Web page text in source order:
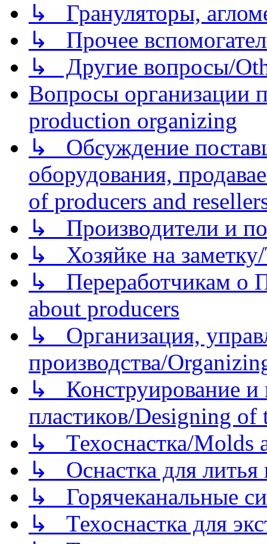
↳ Грануляторы,
↳ Прочее
↳ Другие вопросы/
Вопросы организации
production organizing
↳ Обсуждение
оборудования,
of producers and
↳ Производители и
↳ Хозяйке на
↳ Переработчикам о
about producers
↳ Организация,
производства/
↳ Конструирование и
пластиков/Designing of
↳ Техоснастка/Molds
↳ Оснастка для литья
↳ Горячеканальные
↳ Техоснастка для